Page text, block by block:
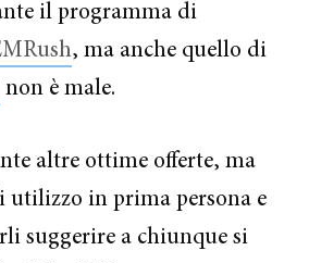
il programma di
, ma anche quello di
non è male.
altre ottime offerte, ma
utilizzo in prima persona e
suggerire a chiunque si